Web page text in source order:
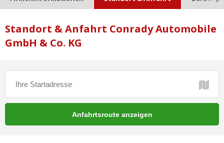
Ratgeber
FAQ
Standort & Anfahrt Conrady Automobile
GmbH & Co. KG